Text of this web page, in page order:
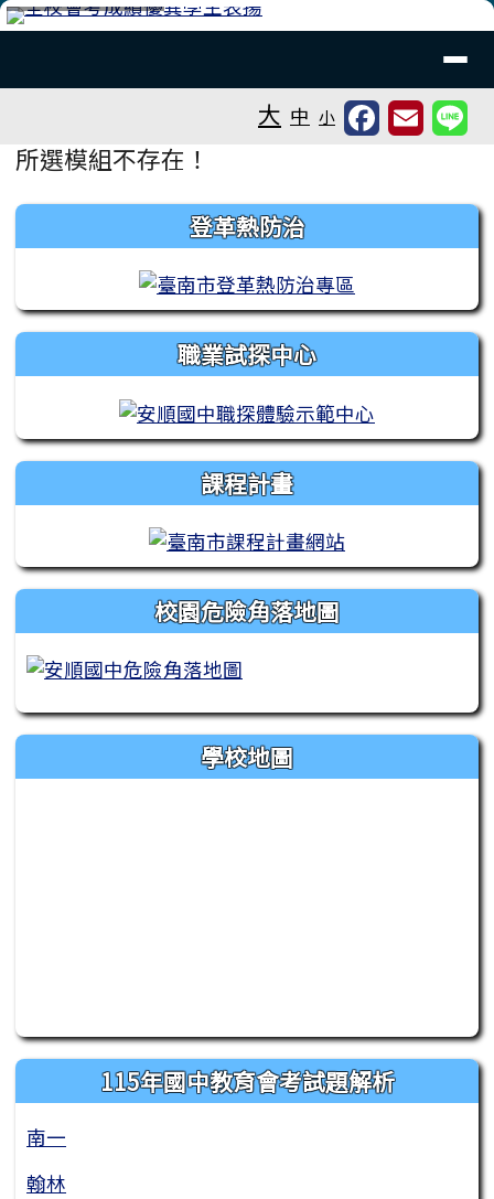
跳至主內容區
台南市安順國中
大 中 小
主內容區域
所選模組不存在！
左邊區域內容 登革熱防治
職業試探中心
課程計畫
校園危險角落地圖
學校地圖
115年國中教育會考試題解析
南一
翰林
頁尾區域